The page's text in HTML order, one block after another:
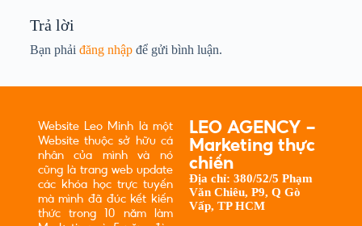
Trả lời
Bạn phải đăng nhậpđể gửi bình luận.
Website Leo Minh là một
Website thuộc sở hữu cá
nhân của mình và nó
cũng là trang web update
các khóa học trực tuyến
mà mình đã đúc kết kiến
thức trong 10 năm làm
LEO AGENCY -
Marketing thực
chiến
Địa chỉ: 380/52/5 Phạm
Văn Chiêu, P9, Q Gò
Vấp, TP HCM